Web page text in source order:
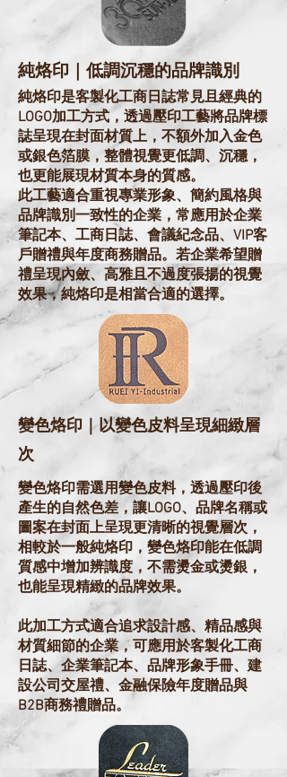
純烙印｜低調沉穩的品牌識別
純烙印是客製化工商日誌常見且經典的
LOGO加工方式，透過壓印工藝將品牌標
誌呈現在封面材質上，不額外加入金色
或銀色箔膜，整體視覺更低調、沉穩，
也更能展現材質本身的質感。
此工藝適合重視專業形象、簡約風格與
品牌識別一致性的企業，常應用於企業
筆記本、工商日誌、會議紀念品、VIP客
戶贈禮與年度商務贈品。若企業希望贈
禮呈現內斂、高雅且不過度張揚的視覺
效果，純烙印是相當合適的選擇。
變色烙印｜以變色皮料呈現細緻層
次
變色烙印需選用變色皮料，透過壓印後
產生的自然色差，讓LOGO、品牌名稱或
圖案在封面上呈現更清晰的視覺層次，
相較於一般純烙印，變色烙印能在低調
質感中增加辨識度，不需燙金或燙銀，
也能呈現精緻的品牌效果。
此加工方式適合追求設計感、精品感與
材質細節的企業，可應用於客製化工商
日誌、企業筆記本、品牌形象手冊、建
設公司交屋禮、金融保險年度贈品與
B2B商務禮贈品。